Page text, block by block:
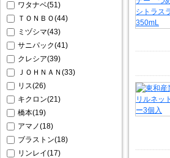
ワタナベ(51)
ＴＯＮＢＯ(44)
ミヅシマ(43)
サニパック(41)
クレシア(39)
ＪＯＨＮＡＮ(33)
リス(26)
キクロン(21)
橋本(19)
アマノ(18)
ブラストン(18)
リンレイ(17)